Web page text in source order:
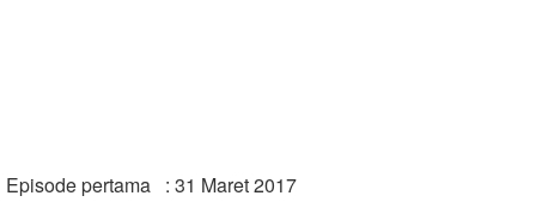
Episode pertama : 31 Maret 2017